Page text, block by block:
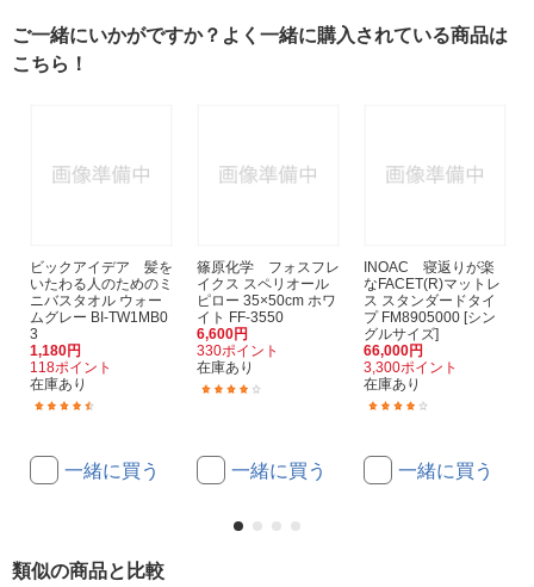
ご一緒にいかがですか？よく一緒に購入されている商品は
こちら！
ビックアイデア 髪を
いたわる人のためのミ
ニバスタオル ウォー
ムグレー BI-TW1MB0
3
1,180円
118ポイント
在庫あり
一緒に買う
篠原化学 フォスフレ
イクス スペリオール
ピロー 35×50cm ホワ
イト FF-3550
6,600円
330ポイント
在庫あり
一緒に買う
INOAC 寝返りが楽
なFACET(R)マットレ
ス スタンダードタイ
プ FM8905000 [シン
グルサイズ]
66,000円
3,300ポイント
在庫あり
一緒に買う
類似の商品と比較